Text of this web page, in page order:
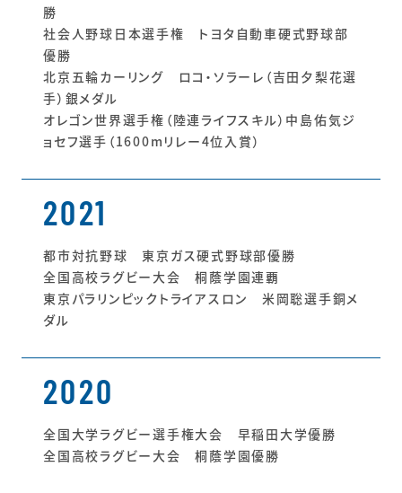
勝
社会人野球日本選手権 トヨタ自動車硬式野球部
優勝
北京五輪カーリング ロコ・ソラーレ（吉田夕梨花選
手）銀メダル
オレゴン世界選手権（陸連ライフスキル）中島佑気ジ
ョセフ選手（1600mリレー4位入賞）
2021
都市対抗野球 東京ガス硬式野球部優勝
全国高校ラグビー大会 桐蔭学園連覇
東京パラリンピックトライアスロン 米岡聡選手銅メ
ダル
2020
全国大学ラグビー選手権大会 早稲田大学優勝
全国高校ラグビー大会 桐蔭学園優勝